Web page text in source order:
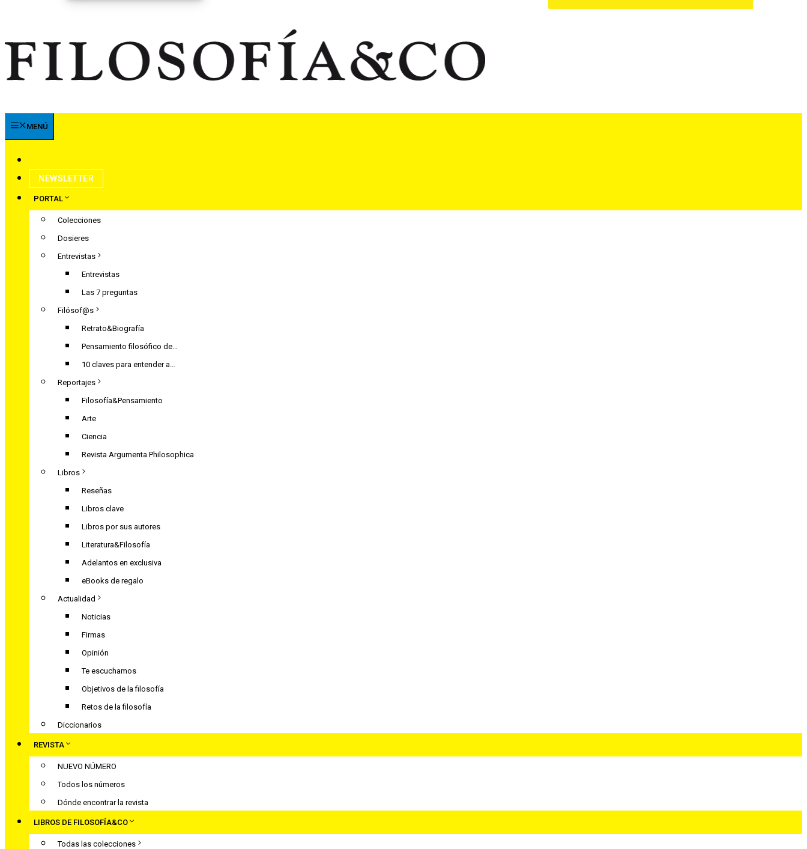
MENÚ
NEWSLETTER
PORTAL
Colecciones
Dosieres
Entrevistas
Entrevistas
Las 7 preguntas
Filósof@s
Retrato&Biografía
Pensamiento filosófico de…
10 claves para entender a…
Reportajes
Filosofía&Pensamiento
Arte
Ciencia
Revista Argumenta Philosophica
Libros
Reseñas
Libros clave
Libros por sus autores
Literatura&Filosofía
Adelantos en exclusiva
eBooks de regalo
Actualidad
Noticias
Firmas
Opinión
Te escuchamos
Objetivos de la filosofía
Retos de la filosofía
Diccionarios
REVISTA
NUEVO NÚMERO
Todos los números
Dónde encontrar la revista
LIBROS DE FILOSOFÍA&CO
Todas las colecciones